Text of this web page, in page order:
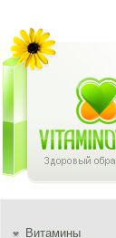
Витамины